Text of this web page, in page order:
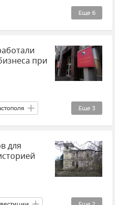
Еще 6
Атаки ВСУ
дрон)
при
Еще 3
Режим ЧС
для